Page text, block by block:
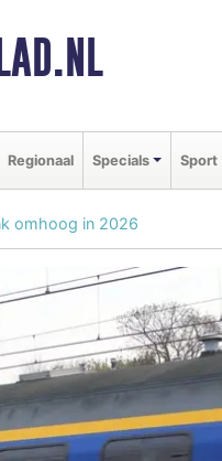
Regionaal Specials Sport
omhoog in 2026